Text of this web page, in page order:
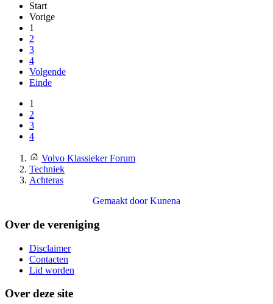
Start
Vorige
1
2
3
4
Volgende
Einde
1
2
3
4
Volvo Klassieker Forum
Techniek
Achteras
Gemaakt doorKunena
Over de vereniging
Disclaimer
Contacten
Lid worden
Over deze site